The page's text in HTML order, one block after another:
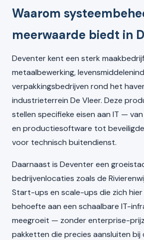
Waarom
meerwaarde biedt in
Deventer kent een sterk
metaalbewerking,
verpakkingsbedrijven rond het
industrieterrein De Vleer. Deze
stellen specifieke eisen aan IT —
en productiesoftware tot
voor technisch buitendienst.
Daarnaast is Deventer een
bedrijvenlocaties zoals de
Start-ups en scale-ups die zich
behoefte aan een schaalbare IT-
meegroeit — zonder enterprise-
pakketten die precies aansluiten bij